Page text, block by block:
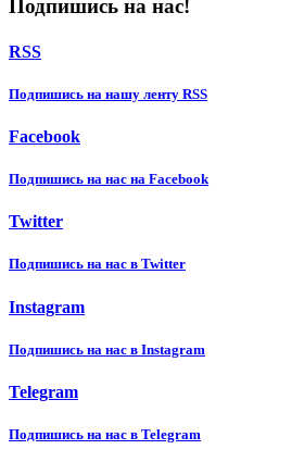
Подпишись на нас!
RSS
Подпишиcь на нашу ленту RSS
Facebook
Подпишиcь на нас на Facebook
Twitter
Подпишиcь на нас в Twitter
Instagram
Подпишиcь на нас в Instagram
Telegram
Подпишиcь на нас в Telegram